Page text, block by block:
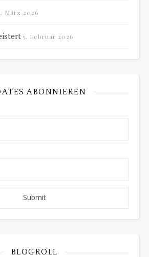
März 2026
5. Februar 2026
ABONNIEREN
BLOGROLL